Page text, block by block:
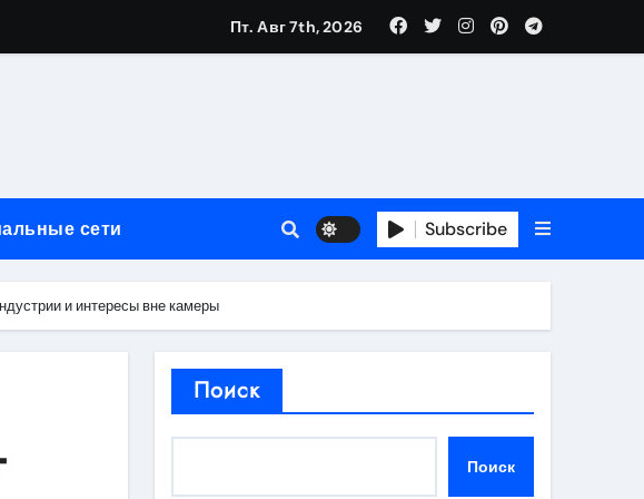
присутствия в 2026 году
по безопасности и советы по выбору
в USDT
поддержка
Пт. Авг 7th, 2026
сети Subscribe
и интересы вне камеры
Поиск
Поиск